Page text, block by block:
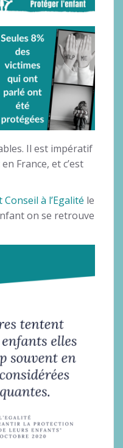
Il est impératif
France, et c’est
à l’Egalité le
on se retrouve